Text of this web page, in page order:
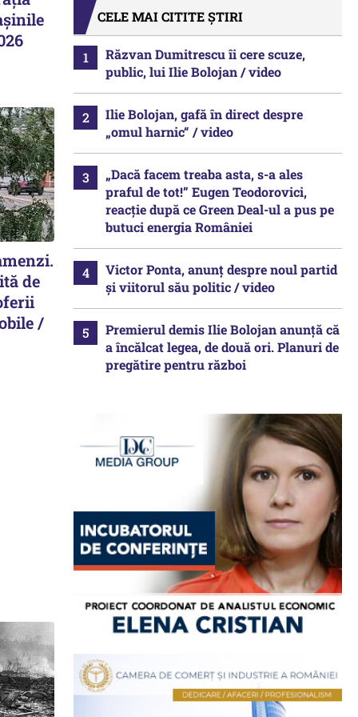
de
/
CELE MAI CITITE ȘTIRI
Răzvan Dumitrescu îi cere scuze,
public, lui Ilie Bolojan / video
Ilie Bolojan, gafă în direct despre
„omul harnic“ / video
„Dacă facem treaba asta, s-a ales
praful de tot!” Eugen Teodorovici,
reacție după ce Green Deal-ul a pus pe
butuci energia României
Victor Ponta, anunț despre noul partid
și viitorul său politic / video
Premierul demis Ilie Bolojan anunță că
a încălcat legea, de două ori. Planuri de
pregătire pentru război